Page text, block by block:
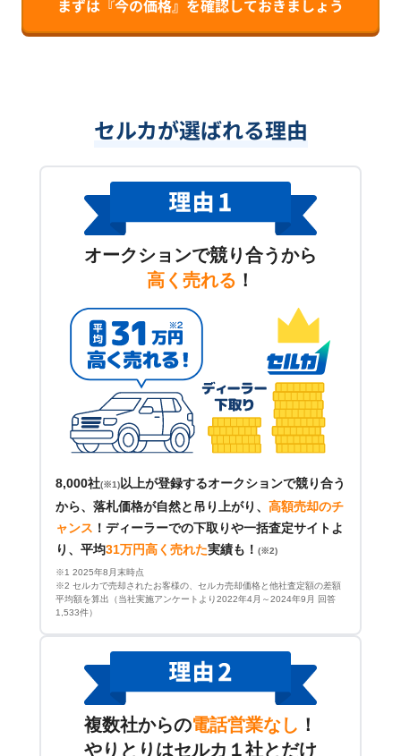
まずは『今の価格』を確認しておきましょう
セルカが選ばれる理由
オークションで競り合うから
高く売れる ！
8,000社(※1) 以上が登録するオークションで競り合う
から、落札価格が自然と吊り上がり、 高額売却のチ
ャンス ！ ディーラーでの下取りや一括査定サイトよ
り、平均31万円高く売れた実績も！ (※2)
※1 2025年8月末時点
※2 セルカで売却されたお客様の、セルカ売却価格と他社査定額の差額
平均額を算出（当社実施アンケートより2022年4月～2024年9月 回答
1,533件）
複数社からの電話営業なし ！
やりとりはセルカ１社とだけ